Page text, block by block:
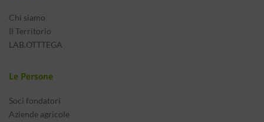
Chi siamo
Il Territorio
LAB.OTTTEGA
Le Persone
Soci fondatori
Aziende agricole